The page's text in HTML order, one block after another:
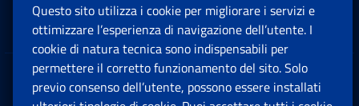
Sedi e Contatti
Software
Questo sito utilizza i cookie per migliorare i servizi e
ottimizzare l’esperienza di navigazione dell’utente. I
cookie di natura tecnica sono indispensabili per
permettere il corretto funzionamento del sito. Solo
previo consenso dell’utente, possono essere installati